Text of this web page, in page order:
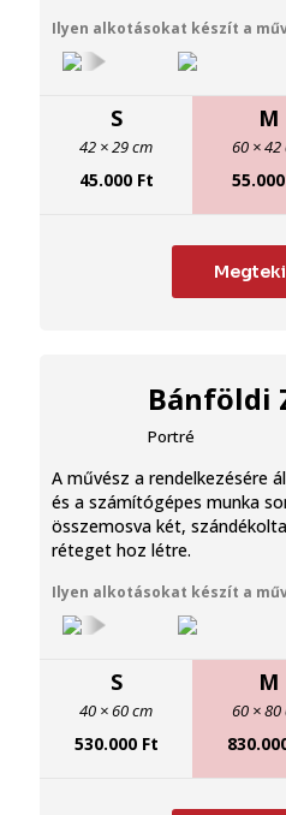
Ilyen alkotásokat készít a
S
42 × 29 cm
45.000 Ft
M
60 × 42
55.000
Bánföldi
Portré
A művész a rendelkezésére
és a számítógépes munka
összemosva két,
réteget hoz létre.
Ilyen alkotásokat készít a
S
40 × 60 cm
530.000 Ft
M
60 × 80